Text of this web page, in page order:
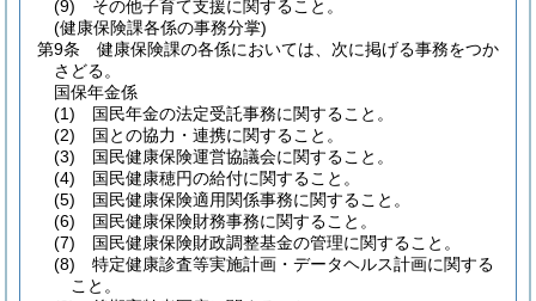
(9) その他子育て支援に関すること。
(健康保険課各係の事務分掌)
第9条
健康保険課の各係においては、次に掲げる事務をつか
さどる。
国保年金係
(1) 国民年金の法定受託事務に関すること。
(2) 国との協力・連携に関すること。
(3) 国民健康保険運営協議会に関すること。
(4) 国民健康穂円の給付に関すること。
(5) 国民健康保険適用関係事務に関すること。
(6) 国民健康保険財務事務に関すること。
(7) 国民健康保険財政調整基金の管理に関すること。
(8) 特定健康診査等実施計画・データヘルス計画に関する
こと。